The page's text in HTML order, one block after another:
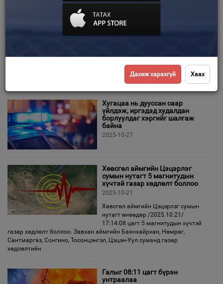
тоглож, 80 сая төгрөг
залилуулжээ
төрүүлж байгаа юм. Энэхүү тоглоомд донтсон иргэд эд хөрөнгө,
орон сууц, автомашин, хадгаламж, бэлэн мөнгөө алдах цаашилбал
Хугацаа нь дууссан cаар
үйлдэж, иргэдэд худалдан
борлуулдаг хэргийг шалгаж
байна
2025-10-27
Хөвсгөл аймгийн Цэцэрлэг
сумын нутагт 5 магнитудын
хүчтэй газар хөдлөлт боллоо
2025-10-21
Хөвсгөл аймгийн Цэцэрлэг сумын
нутагт өнөөдөр /2025.10.21/
17:14:08 цагт 5 магнитудын хүчтэй
газар хөдлөлт боллоо. Завхан аймгийн Баянхайрхан, Нөмрөг,
Сантмаргаз, Сонгино, Тосонцэнгэл, Цэцэн-Уул суманд газар
хөдлөлтийн
Галыг 08:11 цагт бүрэн
унтраалаа
Дахиж харахгүй Хаах